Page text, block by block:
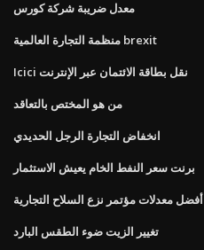
معدل ضريبة شركة كورس
منظمة التجارة العالمية brexit
Icici نقل بطاقة الائتمان عبر الإنترنت
من هو المختص بالتعاقد
انخفاض التجارة الرجل الحديدي
برنت سعر النفط الخام يعيش الاستثمار
أفضل معدلات مؤتمر نزع السلاح التجارية
تغيير الزيت ضوء الطقس البارد